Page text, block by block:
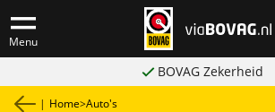
Menu
BOVAG Zekerheid
| Home>Auto's